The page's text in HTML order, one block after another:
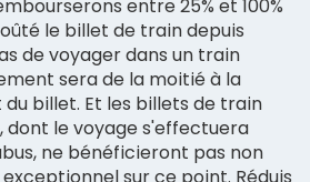
entre 25% et 100%
le billet de train depuis
de voyager dans un train
sera de la moitié à la
billet. Et les billets de train
dont le voyage s'effectuera
ne bénéficieront pas non